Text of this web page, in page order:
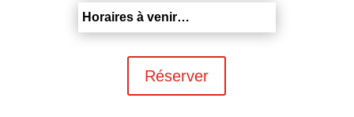
Horaires à venir…
Réserver